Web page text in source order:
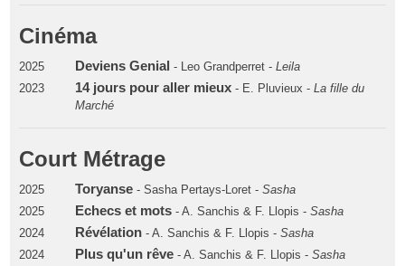
Cinéma
2025 Deviens Genial - Leo Grandperret - Leila
2023
14 jours pour aller mieux- E. Pluvieux - La fille du
Marché
Court Métrage
2025 Toryanse- Sasha Pertays-Loret - Sasha
2025
Echecs et mots - A. Sanchis & F. Llopis - Sasha
2024
Révélation- A. Sanchis & F. Llopis - Sasha
2024
Plus qu'un rêve- A. Sanchis & F. Llopis - Sasha